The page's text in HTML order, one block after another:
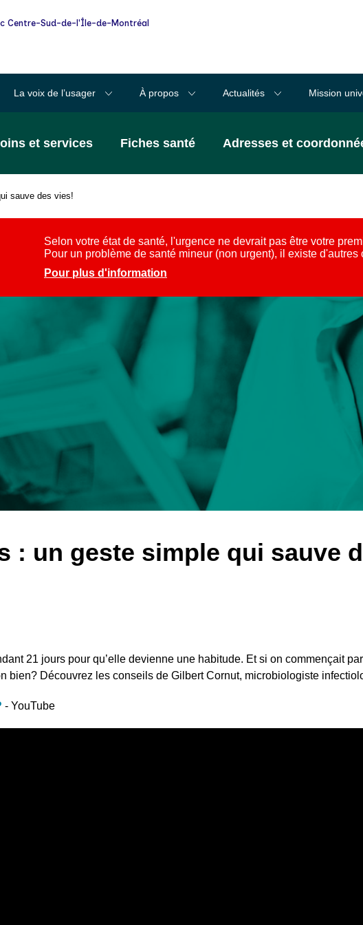
Centre-Sud-de-l'Île-de-Montréal
La voix de l’usager À propos Actualités Mission
et services Fiches santé Adresses et
sauve des vies!
Selon votre état de santé, l'urgence ne devrait pas être votre
Pour un problème de santé mineur (non urgent), il existe d'autres
Pour plus d'information
: un geste simple qui sauve
21 jours pour qu’elle devienne une habitude. Et si on commençait
bien? Découvrez les conseils de Gilbert Cornut, microbiologiste
- YouTube